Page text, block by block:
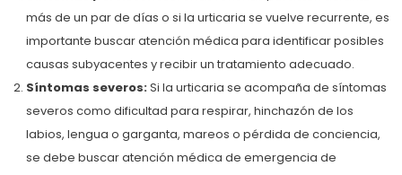
más de un par de días o si la urticaria se vuelve recurrente, es
importante buscar atención médica para identificar posibles
causas subyacentes y recibir un tratamiento adecuado.
Síntomas severos:Si la urticaria se acompaña de síntomas
severos como dificultad para respirar, hinchazón de los
labios, lengua o garganta, mareos o pérdida de conciencia,
se debe buscar atención médica de emergencia de